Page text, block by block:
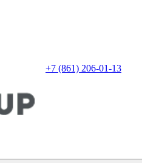
+7 (861) 206-01-13